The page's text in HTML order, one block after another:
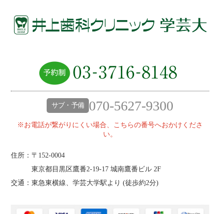
サブ・予備 070-5627-9300
※お電話が繋がりにくい場合、こちらの番号へおかけくださ
い。
住所：〒152-0004
東京都目黒区鷹番2‐19‐17 城南鷹番ビル 2F
交通：東急東横線、学芸大学駅より (徒歩約2分)